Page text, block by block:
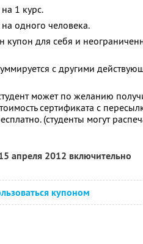
1 курс.
одного человека.
купон для себя и
с другими
может по желанию
сертификата с
(студенты могут
апреля 2012 включительно
купоном